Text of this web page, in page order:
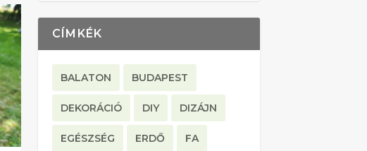
CÍMKÉK
BALATON BUDAPEST
DEKORÁCIÓ DIY DIZÁJN
EGÉSZSÉG ERDŐ FA